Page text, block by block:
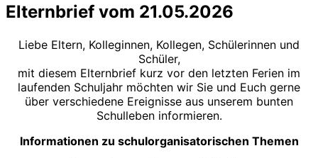
Elternbrief vom 21.05.2026
Liebe Eltern, Kolleginnen, Kollegen, Schülerinnen und
Schüler,
mit diesem Elternbrief kurz vor den letzten Ferien im
laufenden Schuljahr möchten wir Sie und Euch gerne
über verschiedene Ereignisse aus unserem bunten
Schulleben informieren.
Informationen zu schulorganisatorischen Themen